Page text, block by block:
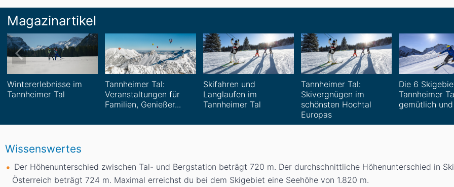
Magazinartikel
Wintererlebnisse im
Tannheimer Tal
Tannheimer Tal:
Veranstaltungen für
Familien, Genießer...
Skifahren und
Langlaufen im
Tannheimer Tal
Tannheimer Tal:
Skivergnügen im
schönsten Hochtal
Europas
Die 6
Tannheimer
gemütlich
Wissenswertes
Der Höhenunterschied zwischen Tal- und Bergstation beträgt 720 m. Der durchschnittliche Höhenunterschied in
Österreich beträgt 724 m. Maximal erreichst du bei dem Skigebiet eine Seehöhe von 1.820 m.